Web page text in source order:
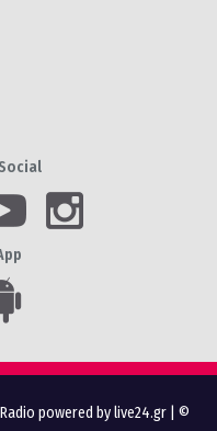
Radio powered by live24.gr | ©